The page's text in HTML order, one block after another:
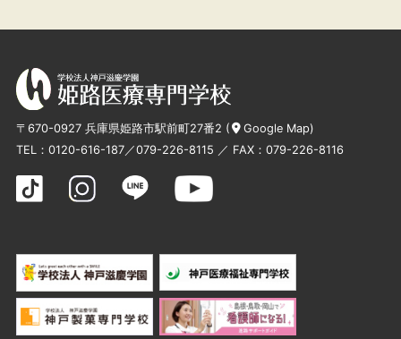
〒670-0927 兵庫県姫路市駅前町27番2 ( Google Map)
TEL： 0120-616-187／079-226-8115 ／ FAX：079-226-8116